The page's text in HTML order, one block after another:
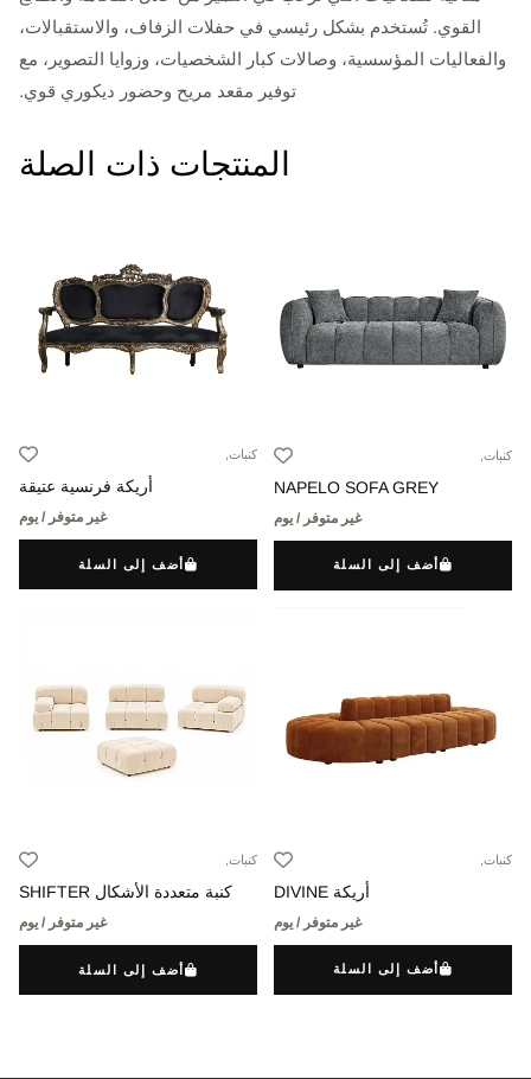
القوي. تُستخدم بشكل رئيسي في حفلات الزفاف، والاستقبالات،
والفعاليات المؤسسية، وصالات كبار الشخصيات، وزوايا التصوير، مع
توفير مقعد مريح وحضور ديكوري قوي.
المنتجات ذات الصلة
كنبات,
NAPELO SOFA GREY
غير متوفر / يوم
أضف إلى السلة
كنبات,
أريكة فرنسية عتيقة
غير متوفر / يوم
أضف إلى السلة
كنبات,
أريكة DIVINE
غير متوفر / يوم
أضف إلى السلة
كنبات,
كنبة متعددة الأشكال SHIFTER
غير متوفر / يوم
أضف إلى السلة